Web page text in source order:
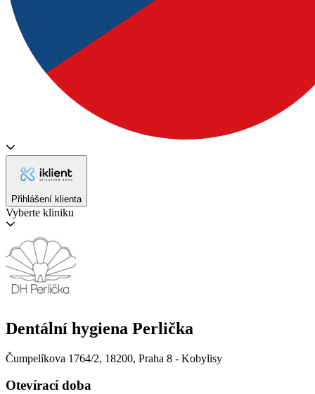
Přihlášení klienta
Vyberte kliniku
Dentální hygiena Perlička
Čumpelíkova 1764/2, 18200, Praha 8 - Kobylisy
Otevírací doba